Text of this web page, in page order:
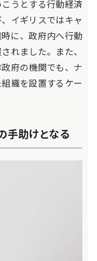
うとする行動経済
イギリスではキャ
に、政府内へ行動
れました。また、
府の機関でも、ナ
織を設置するケー
手助けとなる